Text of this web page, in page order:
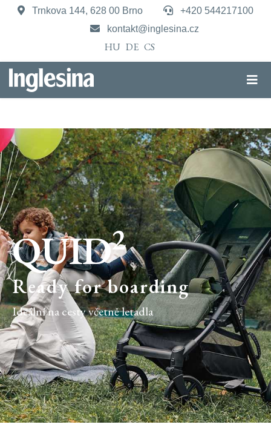
Trnkova 144, 628 00 Brno
+420 544217100
kontakt@inglesina.cz
HU DE CS
QUID2
Ready for boarding
Ideální na cesty včetně letadla